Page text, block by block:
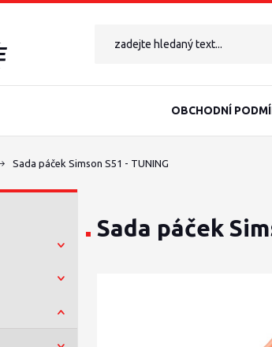
OBCHODNÍ
Sada páček Simson S51 - TUNING
Sada páček